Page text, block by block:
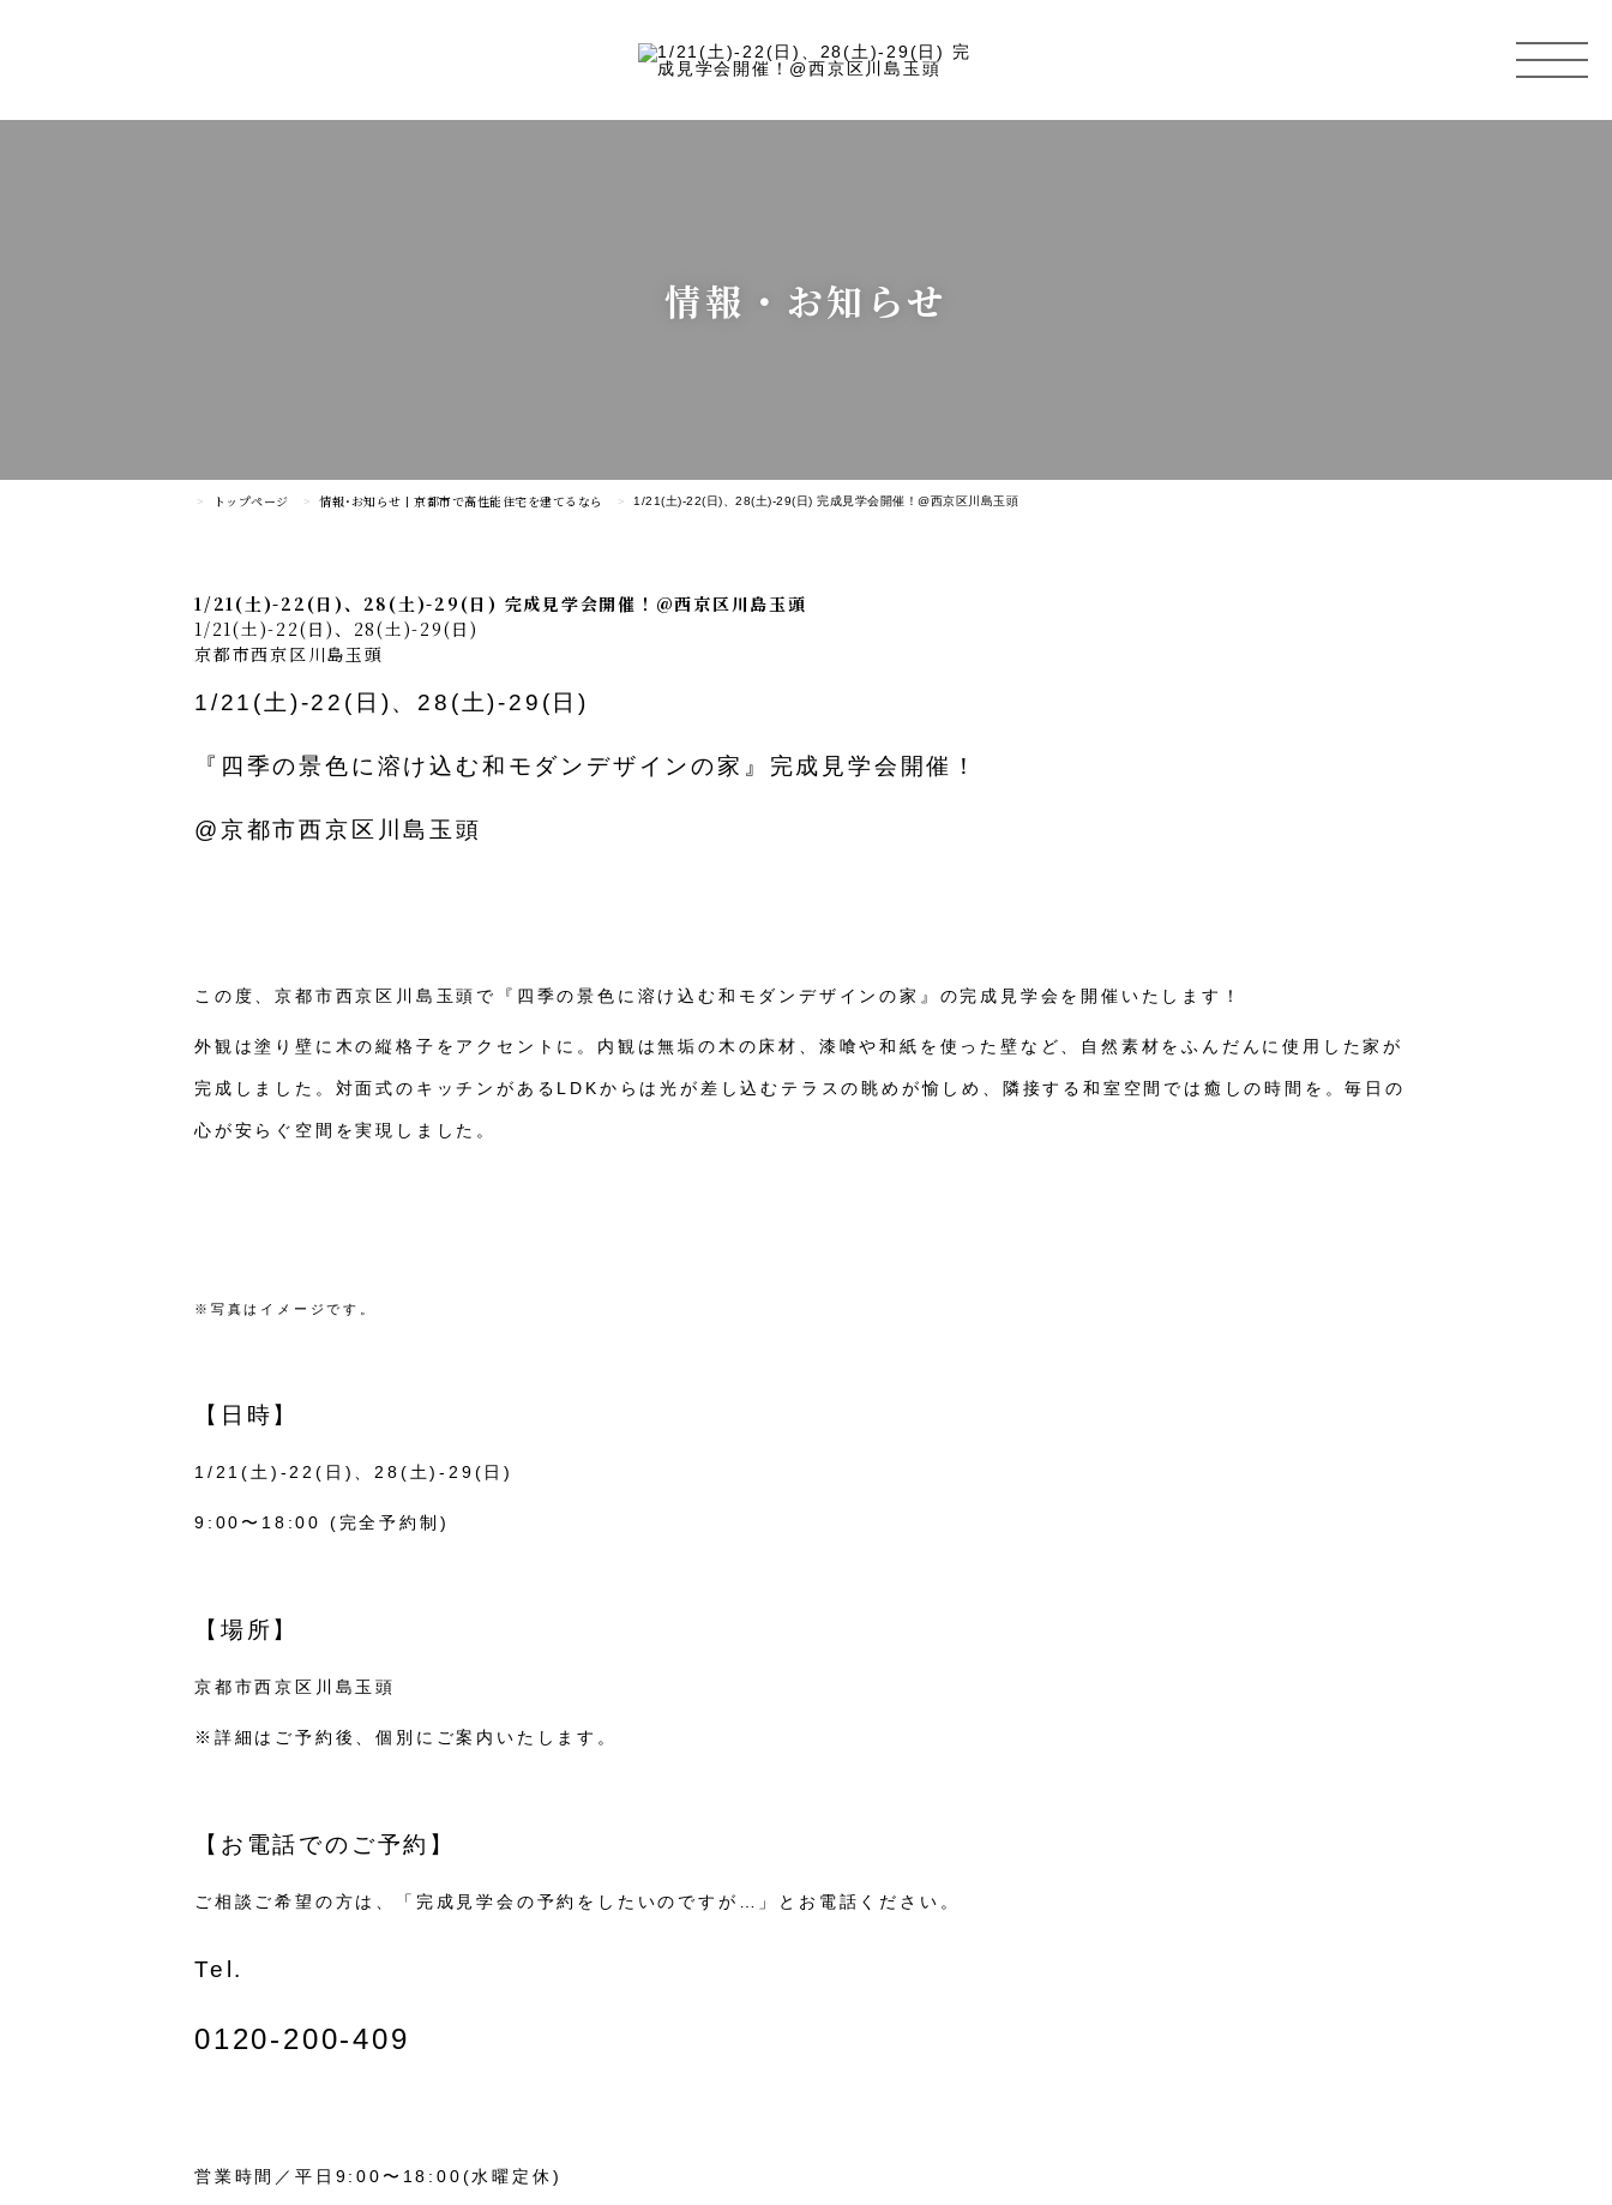
情報・お知らせ
トップページ 情報･お知らせ | 京都市で高性能住宅を建てるなら 1/21(土)-22(日)、28(土)-29(日) 完成見学会開催！@西京区川島玉頭
1/21(土)-22(日)、28(土)-29(日) 完成見学会開催！@西京区川島玉頭
1/21(土)-22(日)、28(土)-29(日)
京都市西京区川島玉頭
1/21(土)-22(日)、28(土)-29(日)
『 四季の景色に溶け込む和モダンデザインの家 』完成見学会開催！
@京都市西京区川島玉頭
この度、京都市西京区川島玉頭 で 『四季の景色に溶け込む和モダンデザインの家』 の完成見学会を開催いたします！
外観は塗り壁に木の縦格子をアクセントに。内観は無垢の木の床材、漆喰や和紙を使った壁など、自然素材をふんだんに使用した家が
完成しました。対面式のキッチンがあるLDKからは光が差し込むテラスの眺めが愉しめ、隣接する和室空間では癒しの時間を。毎日の
心が安らぐ空間を実現しました。
※写真はイメージです。
【日時】
1/21(土)-22(日)、28(土)-29(日)
9:00〜18:00 (完全予約制)
【場所】
京都市西京区川島玉頭
※ 詳細はご予約後、個別にご案内いたします。
【お電話でのご予約】
ご相談ご希望の方は、「完成見学会の予約をしたいのですが…」とお電話ください。
Tel.
0120-200-409
営業時間／平日9:00〜18:00(水曜定休)